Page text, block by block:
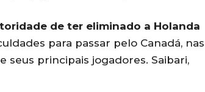
de ter eliminado a Holanda
para passar pelo Canadá, nas
seus principais jogadores. Saibari,